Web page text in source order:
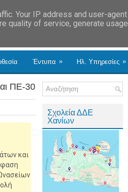
Έντυπα » Ηλ. Υπηρεσίες »
ΠΕ-30
και
Σχολεία ΔΔΕ
Χανίων
Your IP address and user-agent
quality of service, generate usage